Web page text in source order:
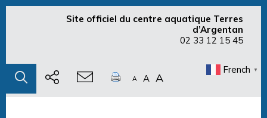
Site officiel du centre aquatique Terres
d’Argentan
02 33 12 15 45
A A A
French ▼